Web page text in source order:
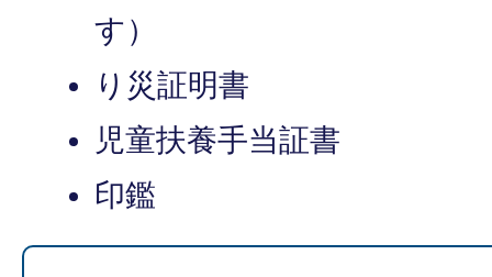
す）
り災証明書
児童扶養手当証書
印鑑